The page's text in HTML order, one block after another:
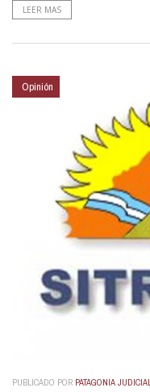
LEER MAS
Opinión
PUBLICADO POR PATAGONIA JUDICIAL